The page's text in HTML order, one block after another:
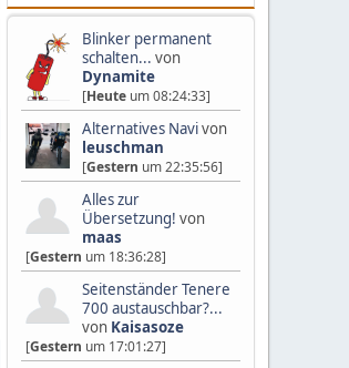
Blinker permanent
schalten... von
Dynamite
[Heute um 08:24:33]
Alternatives Navivon
leuschman
[Gestern um 22:35:56]
Alles zur
Übersetzung! von
maas
[Gestern um 18:36:28]
Seitenständer Tenere
700 austauschbar?...
von Kaisasoze
[Gestern um 17:01:27]